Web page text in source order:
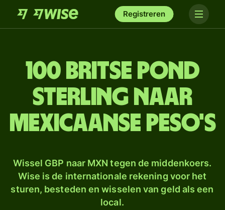
Registreren
100 Britse pond
sterling naar
Mexicaanse peso's
Wissel GBP naar MXN tegen de middenkoers.
Wise is de internationale rekening voor het
sturen, besteden en wisselen van geld als een
local.